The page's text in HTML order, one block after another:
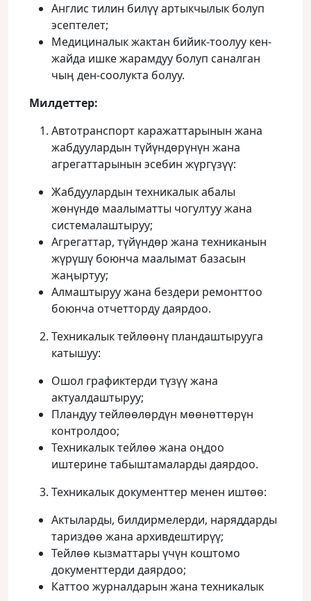
Англис тилин билүү артыкчылык болуп
эсептелет;
Медициналык жактан бийик-тоолуу кен-
жайда ишке жарамдуу болуп саналган
чыӊ ден-соолукта болуу.
Милдеттер:
Автотранспорт каражаттарынын жана
жабдуулардын түйүндөрүнүн жана
агрегаттарынын эсебин жүргүзүү:
Жабдуулардын техникалык абалы
жөнүндө маалыматты чогултуу жана
системалаштыруу;
Агрегаттар, түйүндөр жана техниканын
жүрүшү боюнча маалымат базасын
жаңыртуу;
Алмаштыруу жана бездери ремонттоо
боюнча отчетторду даярдоо.
Техникалык тейлөөнү пландаштырууга
катышуу:
Ошол графиктерди түзүү жана
актуалдаштыруу;
Пландуу тейлөөлөрдүн мөөнөттөрүн
контролдоо;
Техникалык тейлөө жана оңдоо
иштерине табыштамаларды даярдоо.
Техникалык документтер менен иштөө:
Актыларды, билдирмелерди, наряддарды
тариздөө жана архивдештирүү;
Тейлөө кызматтары үчүн коштомо
документтерди даярдоо;
Каттоо журналдарын жана техникалык